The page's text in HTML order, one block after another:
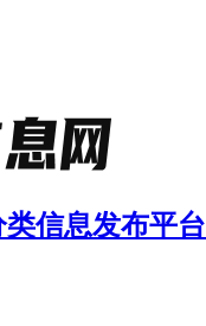
类信息发布平台